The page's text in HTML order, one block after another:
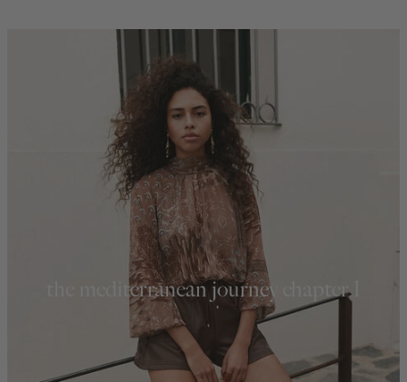
light
the mediterranean journey chapter 1